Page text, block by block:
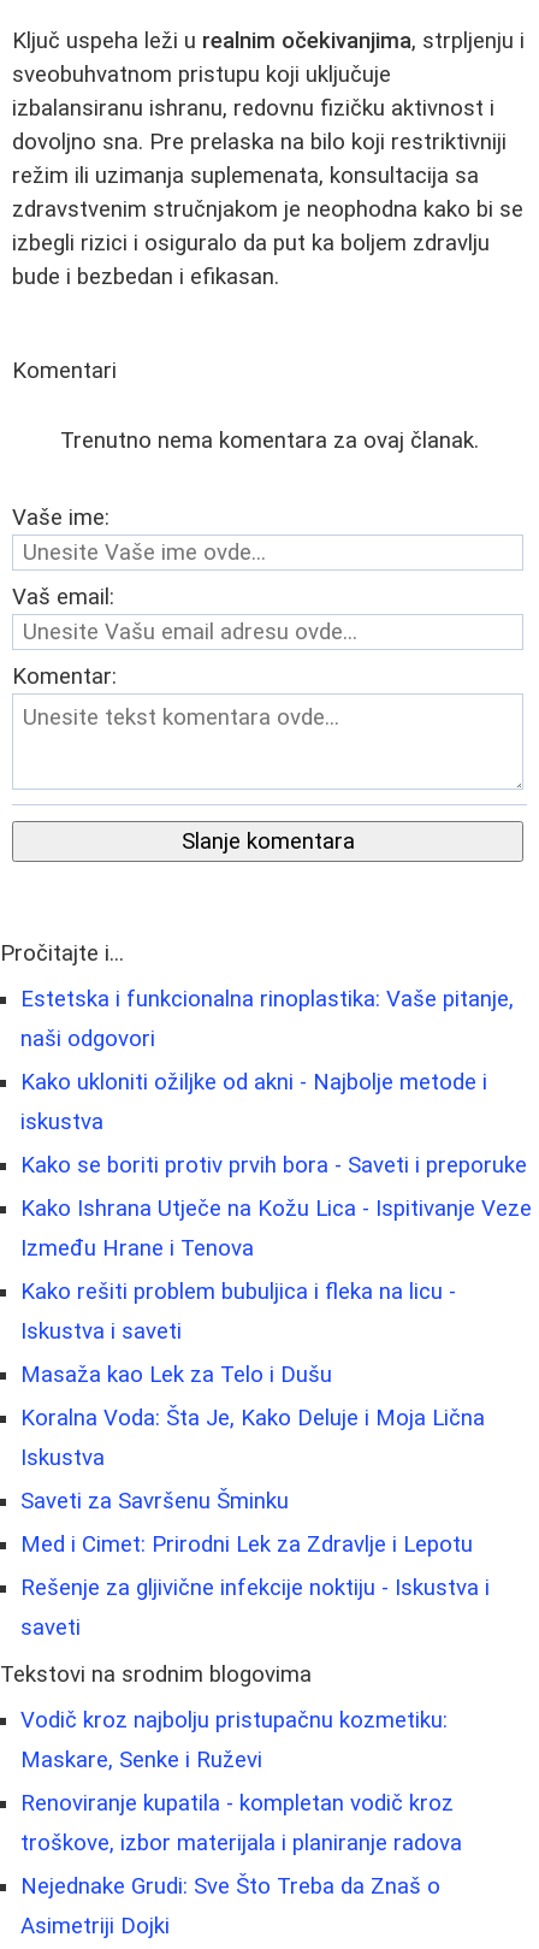
Ključ uspeha leži u realnim očekivanjima, strpljenju i
sveobuhvatnom pristupu koji uključuje
izbalansiranu ishranu, redovnu fizičku aktivnost i
dovoljno sna. Pre prelaska na bilo koji restriktivniji
režim ili uzimanja suplemenata, konsultacija sa
zdravstvenim stručnjakom je neophodna kako bi se
izbegli rizici i osiguralo da put ka boljem zdravlju
bude i bezbedan i efikasan.
Komentari
Trenutno nema komentara za ovaj članak.
Vaše ime:
Vaš email:
Komentar:
Slanje komentara
Pročitajte i...
Estetska i funkcionalna rinoplastika: Vaše pitanje,
naši odgovori
Kako ukloniti ožiljke od akni - Najbolje metode i
iskustva
Kako se boriti protiv prvih bora - Saveti i preporuke
Kako Ishrana Utječe na Kožu Lica - Ispitivanje Veze
Između Hrane i Tenova
Kako rešiti problem bubuljica i fleka na licu -
Iskustva i saveti
Masaža kao Lek za Telo i Dušu
Koralna Voda: Šta Je, Kako Deluje i Moja Lična
Iskustva
Saveti za Savršenu Šminku
Med i Cimet: Prirodni Lek za Zdravlje i Lepotu
Rešenje za gljivične infekcije noktiju - Iskustva i
saveti
Tekstovi na srodnim blogovima
Vodič kroz najbolju pristupačnu kozmetiku:
Maskare, Senke i Ruževi
Renoviranje kupatila - kompletan vodič kroz
troškove, izbor materijala i planiranje radova
Nejednake Grudi: Sve Što Treba da Znaš o
Asimetriji Dojki